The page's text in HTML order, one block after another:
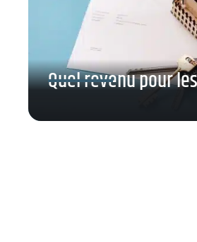
Quel revenu pour les